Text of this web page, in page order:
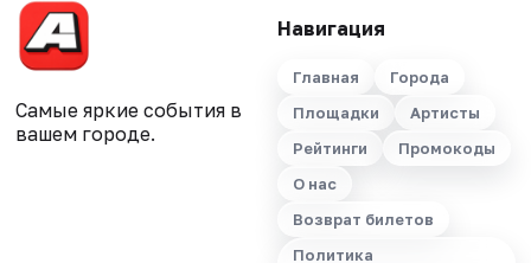
Самые яркие события в
вашем городе.
Навигация
Главная
Города
Площадки
Артисты
Рейтинги
Промокоды
О нас
Возврат билетов
Политика